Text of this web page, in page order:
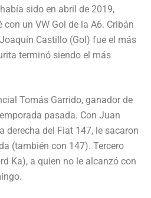
sido en abril de 2019,
un VW Gol de la A6. Cribán
Castillo (Gol) fue el más
terminó siendo el más
Tomás Garrido, ganador de
pasada. Con Juan
derecha del Fiat 147, le sacaron
(también con 147). Tercero
Ka), a quien no le alcanzó con